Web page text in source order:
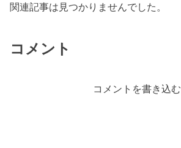
関連記事は見つかりませんでした。
コメント
コメントを書き込む